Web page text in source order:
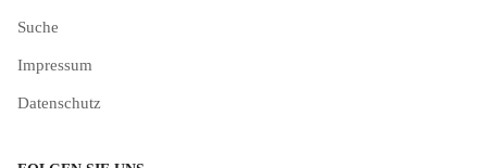
Suche
Impressum
Datenschutz